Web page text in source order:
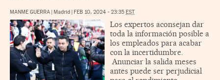
MANME GUERRA | Madrid | FEB 10, 2024 - 23:35 EST
Los expertos aconsejan dar
toda la información posible a
los empleados para acabar
con la incertidumbre.
Anunciar la salida meses
antes puede ser perjudicial